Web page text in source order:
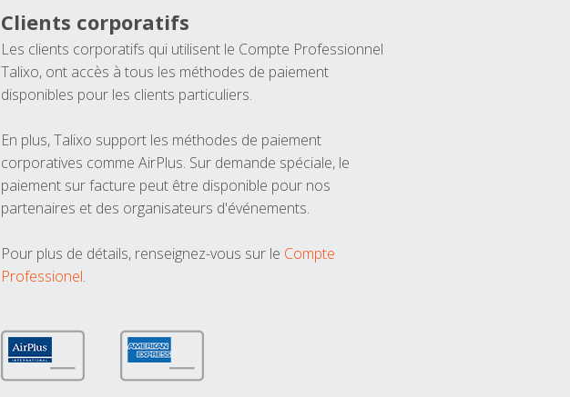
Clients corporatifs
Les clients corporatifs qui utilisent le Compte Professionnel
Talixo, ont accès à tous les méthodes de paiement
disponibles pour les clients particuliers.
En plus, Talixo support les méthodes de paiement
corporatives comme AirPlus. Sur demande spéciale, le
paiement sur facture peut être disponible pour nos
partenaires et des organisateurs d'événements.
Pour plus de détails, renseignez-vous sur le Compte
Professionel.